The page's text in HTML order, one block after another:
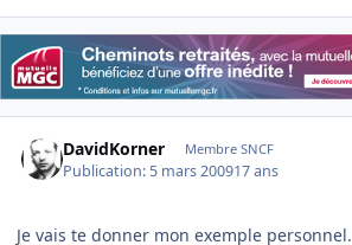
DavidKorner Membre SNCF
Publication: 5 mars 200917 ans
Je vais te donner mon exemple personnel.